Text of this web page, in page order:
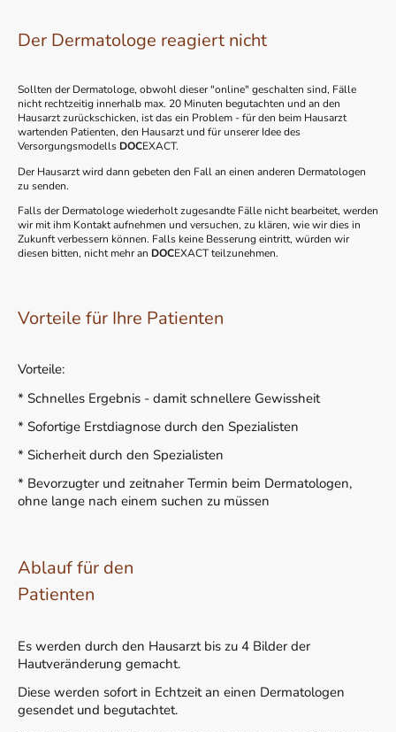
Der Dermatologe reagiert nicht
Sollten der Dermatologe, obwohl dieser "online" geschalten sind, Fälle
nicht rechtzeitig innerhalb max. 20 Minuten begutachten und an den
Hausarzt zurückschicken, ist das ein Problem - für den beim Hausarzt
wartenden Patienten, den Hausarzt und für unserer Idee des
Versorgungsmodells DOCEXACT.
Der Hausarzt wird dann gebeten den Fall an einen anderen Dermatologen
zu senden.
Falls der Dermatologe wiederholt zugesandte Fälle nicht bearbeitet, werden
wir mit ihm Kontakt aufnehmen und versuchen, zu klären, wie wir dies in
Zukunft verbessern können. Falls keine Besserung eintritt, würden wir
diesen bitten, nicht mehr an DOCEXACT teilzunehmen.
Vorteile für Ihre Patienten
Vorteile:
* Schnelles Ergebnis - damit schnellere Gewissheit
* Sofortige Erstdiagnose durch den Spezialisten
* Sicherheit durch den Spezialisten
* Bevorzugter und zeitnaher Termin beim Dermatologen,
ohne lange nach einem suchen zu müssen
Ablauf für den
Patienten
Es werden durch den Hausarzt bis zu 4 Bilder der
Hautveränderung gemacht.
Diese werden sofort in Echtzeit an einen Dermatologen
gesendet und begutachtet.